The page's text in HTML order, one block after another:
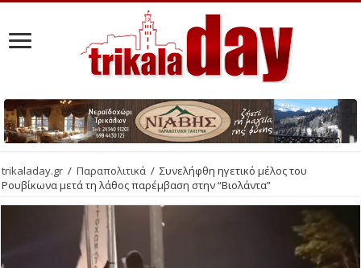
trikaladay.gr / Παραπολιτικά / Συνελήφθη ηγετικό μέλος του
Ρουβίκωνα μετά τη λάθος παρέμβαση στην “Βιολάντα”